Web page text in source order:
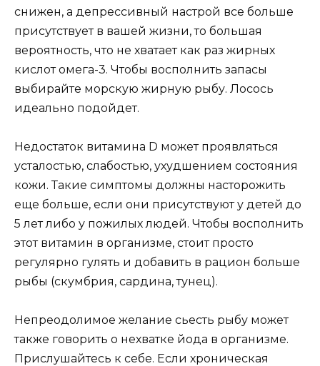
снижен, а депрессивный настрой все больше
присутствует в вашей жизни, то большая
вероятность, что не хватает как раз жирных
кислот омега-3. Чтобы восполнить запасы
выбирайте морскую жирную рыбу. Лосось
идеально подойдет.
Недостаток витамина D может проявляться
усталостью, слабостью, ухудшением состояния
кожи. Такие симптомы должны насторожить
еще больше, если они присутствуют у детей до
5 лет либо у пожилых людей. Чтобы восполнить
этот витамин в организме, стоит просто
регулярно гулять и добавить в рацион больше
рыбы (скумбрия, сардина, тунец).
Непреодолимое желание сьесть рыбу может
также говорить о нехватке йода в организме.
Прислушайтесь к себе. Если хроническая